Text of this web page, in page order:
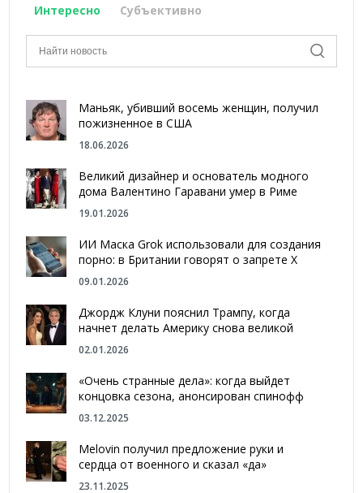
Интересно Субъективно
Маньяк, убивший восемь женщин, получил
пожизненное в США
18.06.2026
Великий дизайнер и основатель модного
дома Валентино Гаравани умер в Риме
19.01.2026
ИИ Маска Grok использовали для создания
порно: в Британии говорят о запрете Х
09.01.2026
Джордж Клуни пояснил Трампу, когда
начнет делать Америку снова великой
02.01.2026
«Очень странные дела»: когда выйдет
концовка сезона, анонсирован спинофф
03.12.2025
Melovin получил предложение руки и
сердца от военного и сказал «да»
23.11.2025